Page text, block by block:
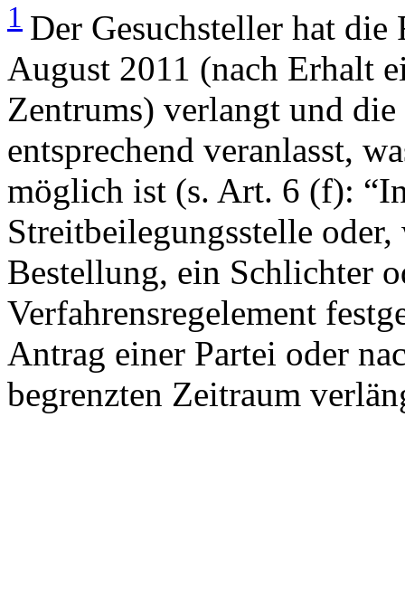
1 Der Gesuchsteller hat die
August 2011 (nach Erhalt
Zentrums) verlangt und
entsprechend veranlasst,
möglich ist (s. Art. 6 (f):
Streitbeilegungsstelle
Bestellung, ein Schlichter
Verfahrensregelement
Antrag einer Partei oder
begrenzten Zeitraum